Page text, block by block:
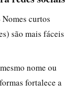
Nomes curtos
são mais fáceis
nome ou
fortalece a